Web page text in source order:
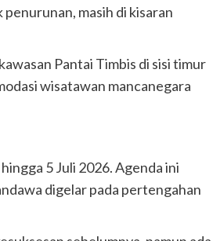
masih di kisaran
Pantai Timbis di sisi timur
wisatawan mancanegara
5 Juli 2026. Agenda ini
digelar pada pertengahan